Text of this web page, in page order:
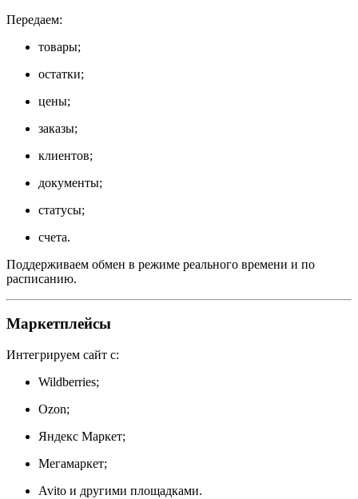
Передаем:
товары;
остатки;
цены;
заказы;
клиентов;
документы;
статусы;
счета.
Поддерживаем обмен в режиме реального времени и по
расписанию.
Маркетплейсы
Интегрируем сайт с:
Wildberries;
Ozon;
Яндекс Маркет;
Мегамаркет;
Avito и другими площадками.